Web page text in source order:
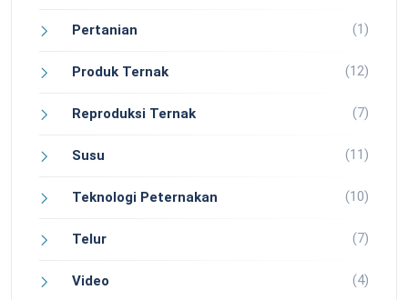
Pertanian (1)
Produk Ternak (12)
Reproduksi Ternak (7)
Susu (11)
Teknologi Peternakan (10)
Telur (7)
Video (4)